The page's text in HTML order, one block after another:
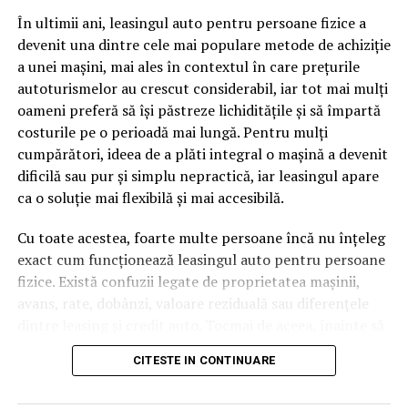
cuvinte tematice, scrise exact în limbajul în care se
caută.
Apoi vine partea de comportament. O pagină pe care
vizitatorii stau zece, cincisprezece minute ca să
urmărească replay-ul trimite un semnal greu de ignorat.
Google nu îți măsoară direct satisfacția, însă timpul
petrecut, scrollul și revenirile spun ceva despre cât de
util e materialul.
Și mai e ceva ce se uită ușor. Un webinar reușit atrage
linkuri aproape de la sine. Cineva îl menționează într-un
newsletter, altcineva îl citează într-un articol, un
partener îl trimite în comunitatea lui. Fiecare astfel de
tău, iar autoritatea e moneda forte în SEO.
În ultimii ani, leasingul auto pentru persoane fizice a
devenit una dintre cele mai populare metode de achiziție
a unei mașini, mai ales în contextul în care prețurile
autoturismelor au crescut considerabil, iar tot mai mulți
oameni preferă să își păstreze lichiditățile și să împartă
costurile pe o perioadă mai lungă. Pentru mulți
cumpărători, ideea de a plăti integral o mașină a devenit
dificilă sau pur și simplu nepractică, iar leasingul apare
ca o soluție mai flexibilă și mai accesibilă.
Cu toate acestea, foarte multe persoane încă nu înțeleg
exact cum funcționează leasingul auto pentru persoane
fizice. Există confuzii legate de proprietatea mașinii,
avans, rate, dobânzi, valoare reziduală sau diferențele
semnezi orice contract, este important să înțelegi clar
mecanismul acestui tip de finanțare și să știi la ce să fii
CITESTE IN CONTINUARE